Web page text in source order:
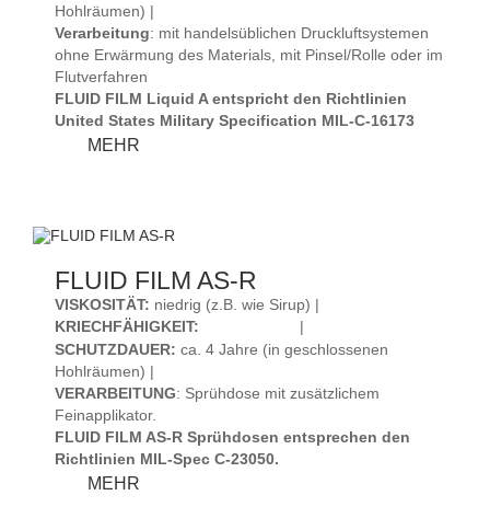
Hohlräumen) |
Verarbeitung: mit handelsüblichen Druckluftsystemen
ohne Erwärmung des Materials, mit Pinsel/Rolle oder im
Flutverfahren
FLUID FILM Liquid A entspricht den Richtlinien
United States Military Specification MIL-C-16173
MEHR
FLUID FILM AS-R
VISKOSITÄT: niedrig (z.B. wie Sirup) |
KRIECHFÄHIGKEIT:
SCHUTZDAUER: ca. 4 Jahre (in geschlossenen
Hohlräumen) |
VERARBEITUNG: Sprühdose mit zusätzlichem
Feinapplikator.
FLUID FILM AS-R Sprühdosen entsprechen den
Richtlinien MIL-Spec C-23050.
MEHR